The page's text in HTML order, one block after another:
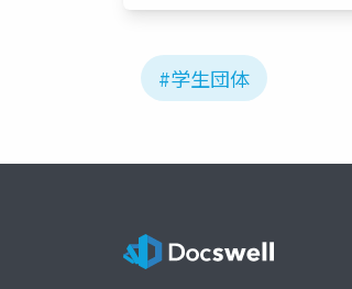
#学生団体